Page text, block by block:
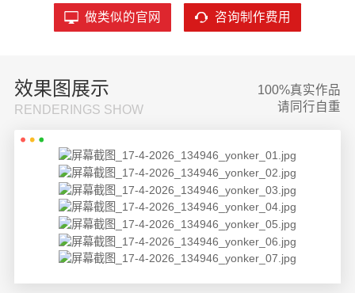
做类似的官网 咨询制作费用
效果图展示
RENDERINGS SHOW
100%真实作品
请同行自重